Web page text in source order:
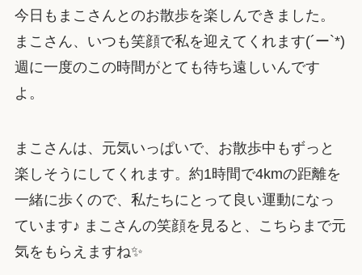
今日もまこさんとのお散歩を楽しんできました。
まこさん、いつも笑顔で私を迎えてくれます(´ー`*)
週に一度のこの時間がとても待ち遠しいんです
よ。
まこさんは、元気いっぱいで、お散歩中もずっと
楽しそうにしてくれます。約1時間で4kmの距離を
一緒に歩くので、私たちにとって良い運動になっ
ています♪ まこさんの笑顔を見ると、こちらまで元
気をもらえますね✨